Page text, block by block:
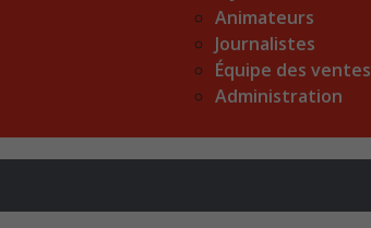
Animateurs
Journalistes
Équipe des ventes
Administration